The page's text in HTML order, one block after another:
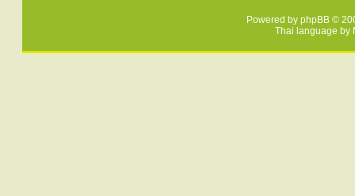
Powered by phpBB ©
Thai language by